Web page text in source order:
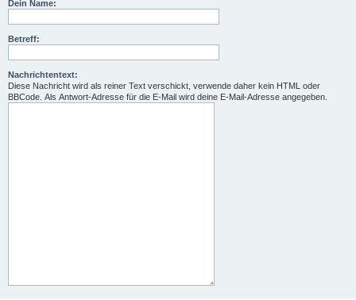
Dein Name:
Betreff:
Nachrichtentext:
Diese Nachricht wird als reiner Text verschickt, verwende daher kein HTML oder
BBCode. Als Antwort-Adresse für die E-Mail wird deine E-Mail-Adresse angegeben.